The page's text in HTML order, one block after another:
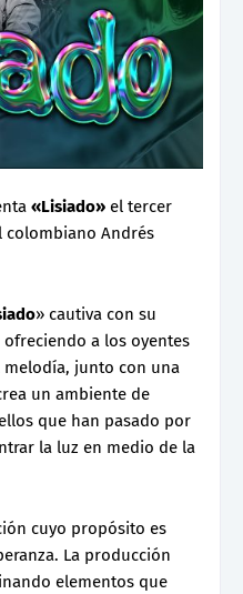
«Lisiado» el tercer
colombiano Andrés
» cautiva con su
a los oyentes
melodía, junto con una
un ambiente de
que han pasado por
la luz en medio de la
cuyo propósito es
La producción
elementos que